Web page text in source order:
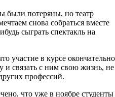
были потеряны, но театр
снова собраться вместе
сыграть спектакль на
участие в курсе окончательно
и связать с ним свою жизнь, не
профессий.
что уже в ноябре студенты